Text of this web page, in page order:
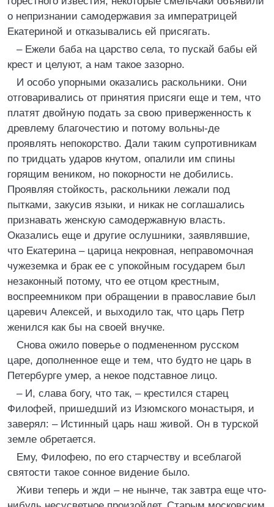
о непризнании самодержавия за императрицей
Екатериной и отказывались ей присягать.
– Ежели баба на царство села, то пускай бабы ей
крест и целуют, а нам такое зазорно.
И особо упорными оказались раскольники. Они
отговаривались от принятия присяги еще и тем, что
платят двойную подать за свою приверженность к
древлему благочестию и потому вольны-де
проявлять непокорство. Дали таким супротивникам
по тридцать ударов кнутом, опалили им спины
горящим веником, но покорности не добились.
Проявляя стойкость, раскольники лежали под
пытками, закусив языки, и никак не соглашались
признавать женскую самодержавную власть.
Оказались еще и другие ослушники, заявлявшие,
что Екатерина – царица некровная, неправомочная
чужеземка и брак ее с упокойным государем был
незаконный потому, что ее отцом крестным,
воспреемником при обращении в православие был
царевич Алексей, и выходило так, что царь Петр
женился как бы на своей внучке.
Снова ожило поверье о подмененном русском
царе, дополненное еще и тем, что будто не царь в
Петербурге умер, а некое подставное лицо.
– И, слава богу, что так, – крестился старец
Филофей, пришедший из Изюмского монастыря, и
заверял: – Истинный царь наш живой. Он в турской
земле обретается.
Ему, Филофею, по его старчеству и всеблагой
святости такое сонное видение было.
Живи теперь и жди – не нынче, так завтра еще что-